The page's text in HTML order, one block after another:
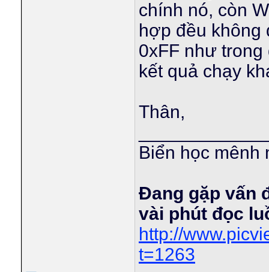
chính nó, còn
hợp đều không
0xFF như trong
kết quả chạy
Thân,
Biển học mênh
Đang gặp vấn
vài phút đọc
http://
t=1263